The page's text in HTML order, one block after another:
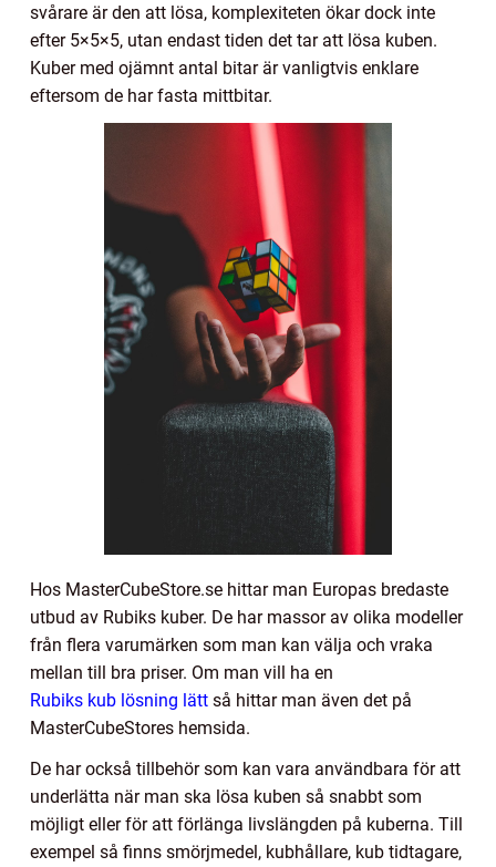
svårare är den att lösa, komplexiteten ökar dock inte
efter 5×5×5, utan endast tiden det tar att lösa kuben.
Kuber med ojämnt antal bitar är vanligtvis enklare
eftersom de har fasta mittbitar.
Hos MasterCubeStore.se hittar man Europas bredaste
utbud av Rubiks kuber. De har massor av olika modeller
från flera varumärken som man kan välja och vraka
mellan till bra priser. Om man vill ha en
Rubiks kub lösning lätt så hittar man även det på
MasterCubeStores hemsida.
De har också tillbehör som kan vara användbara för att
underlätta när man ska lösa kuben så snabbt som
möjligt eller för att förlänga livslängden på kuberna. Till
exempel så finns smörjmedel, kubhållare, kub tidtagare,